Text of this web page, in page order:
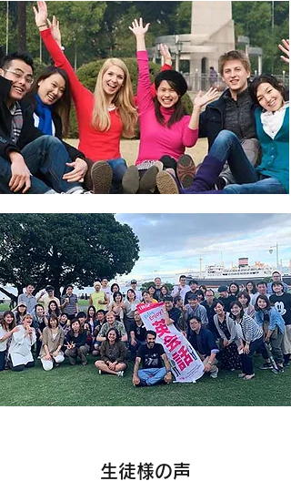
生徒様の声